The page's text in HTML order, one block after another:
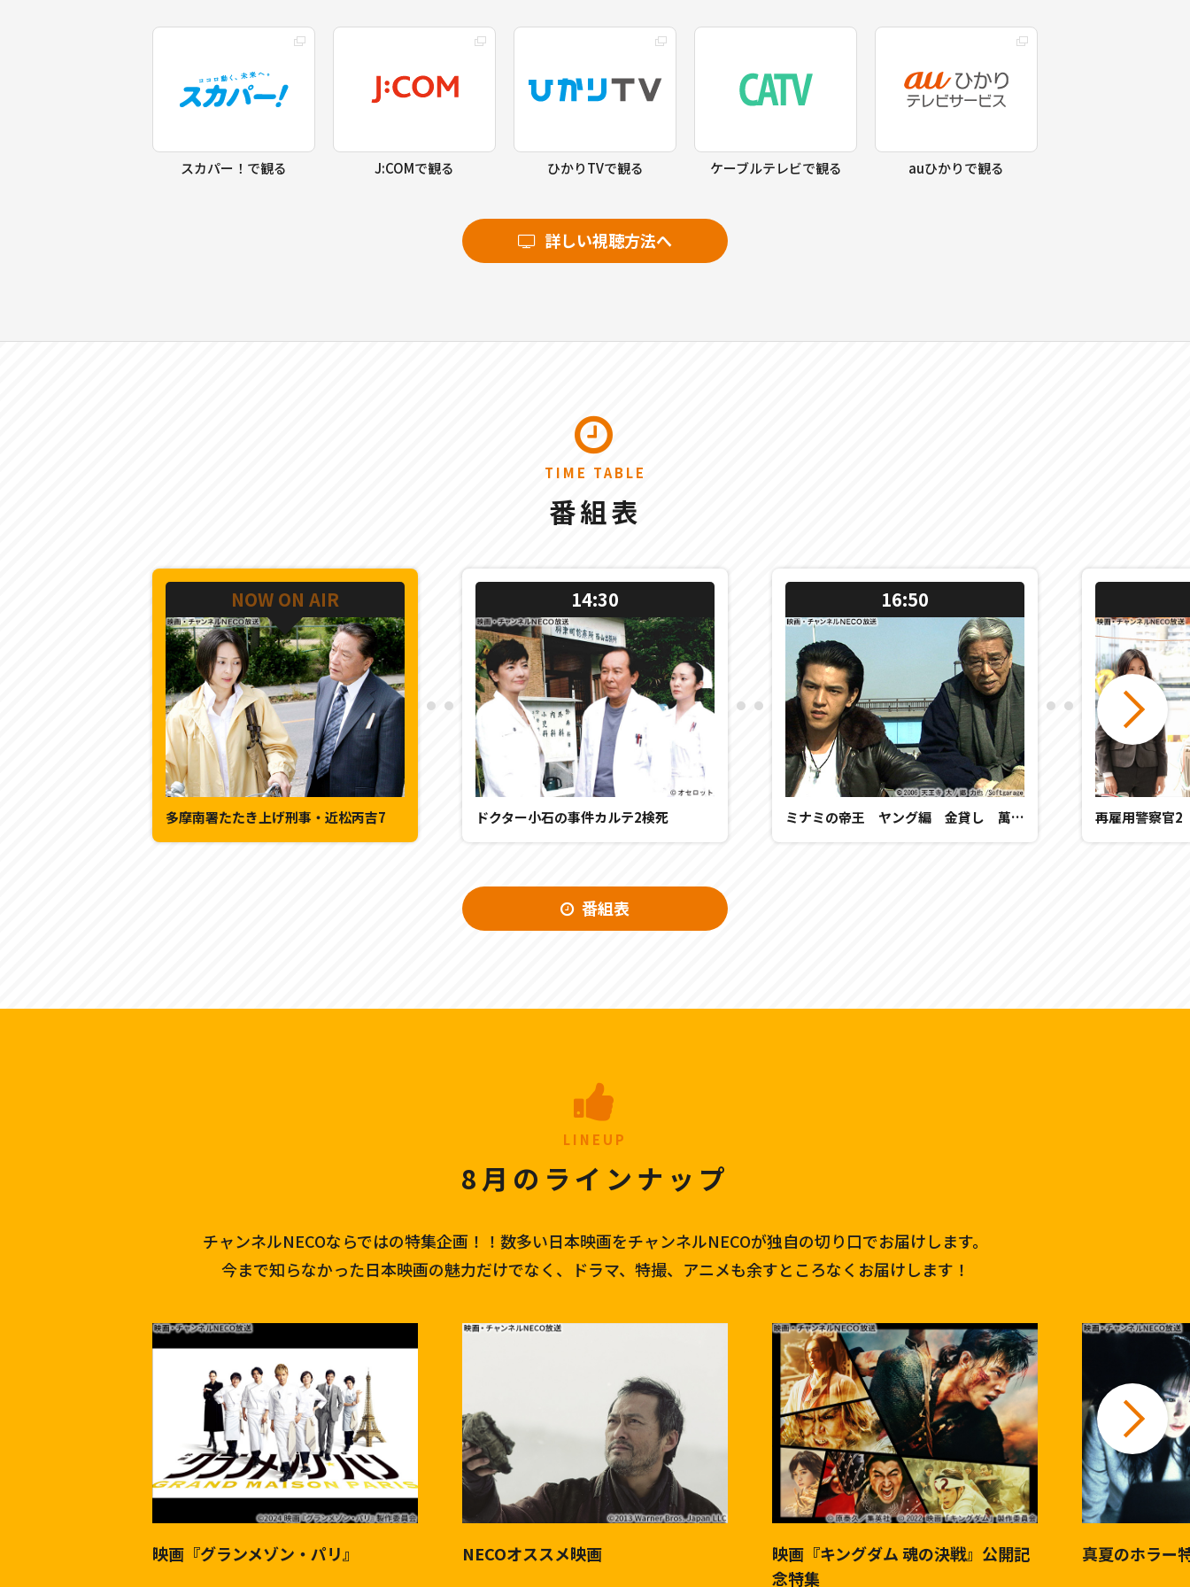
スカパー！で観る J:COMで観る ひかりTVで観る ケーブルテレビで観る auひかりで観る
詳しい視聴方法へ
TIME TABLE
番組表
NOW ON AIR
多摩南署たたき上げ刑事・近松丙吉7
14:30
ドクター小石の事件カルテ2検死
16:50
ミナミの帝王 ヤング編 金貸し 萬田銀次郎 再雇用警察官2
番組表
LINEUP
8月のラインナップ
チャンネルNECOならではの特集企画！！数多い日本映画をチャンネルNECOが独自の切り口でお届けします。
今まで知らなかった日本映画の魅力だけでなく、ドラマ、特撮、アニメも余すところなくお届けします！
映画『グランメゾン・パリ』 NECOオススメ映画
映画『キングダム 魂の決戦』公開記
念特集
真夏のホラー